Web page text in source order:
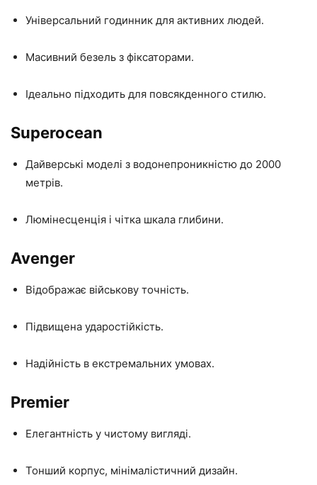
Універсальний годинник для активних людей.
Масивний безель з фіксаторами.
Ідеально підходить для повсякденного стилю.
Superocean
Дайверські моделі з водонепроникністю до 2000
метрів.
Люмінесценція і чітка шкала глибини.
Avenger
Відображає військову точність.
Підвищена ударостійкість.
Надійність в екстремальних умовах.
Premier
Елегантність у чистому вигляді.
Тонший корпус, мінімалістичний дизайн.